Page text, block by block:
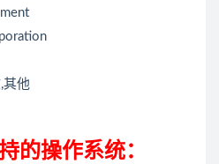
其他
的操作系统：